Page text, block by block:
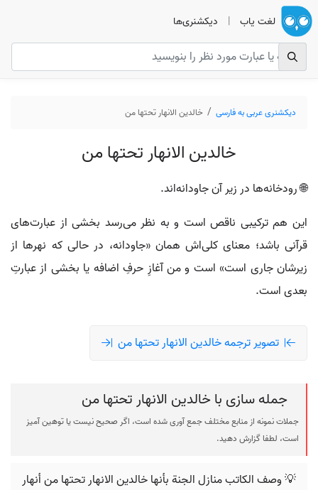
لغت یاب | دیکشنری‌ها
دیکشنری عربی به فارسی خالدين الانهار تحتها من
خالدين الانهار تحتها من
🌐 رودخانه‌ها در زیر آن جاودانه‌اند.
این هم ترکیبی ناقص است و به نظر می‌رسد بخشی از عبارت‌های
قرآنی باشد؛ معنای کلی‌اش همان «جاودانه، در حالی که نهرها از
زیرشان جاری است» است و من آغازِ حرفِ اضافه یا بخشی از عبارتِ
بعدی است.
تصویر ترجمه خالدين الانهار تحتها من
جمله سازی با خالدين الانهار تحتها من
جملات نمونه از منابع مختلف جمع آوری شده است، اگر صحیح نیست یا توهین آمیز
است، لطفا گزارش دهید.
💡 وصف الكاتب منازل الجنة بأنها خالدين الانهار تحتها من أنهار